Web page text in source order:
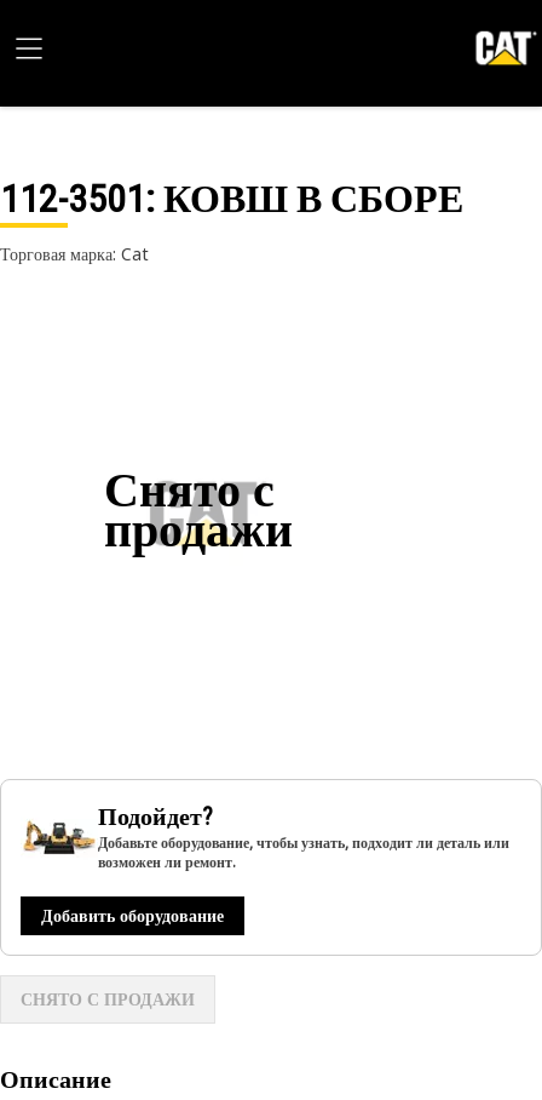
112-3501: КОВШ В СБОРЕ
Торговая марка: Cat
Снято с
продажи
Подойдет?
Добавьте оборудование, чтобы узнать, подходит ли деталь или
возможен ли ремонт.
Добавить оборудование
СНЯТО С ПРОДАЖИ
Описание